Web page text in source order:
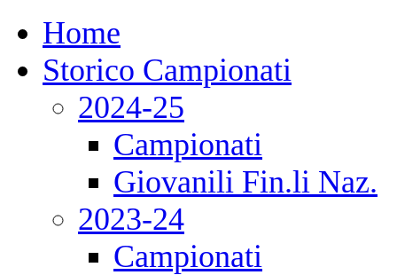
Home
Storico Campionati
2024-25
Campionati
Giovanili Fin.li Naz.
2023-24
Campionati